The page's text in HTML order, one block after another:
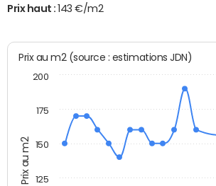
Prix haut : 143 €/m2
Prix au m2
Prix au m2 (source : estimations JDN)
125
150
175
200